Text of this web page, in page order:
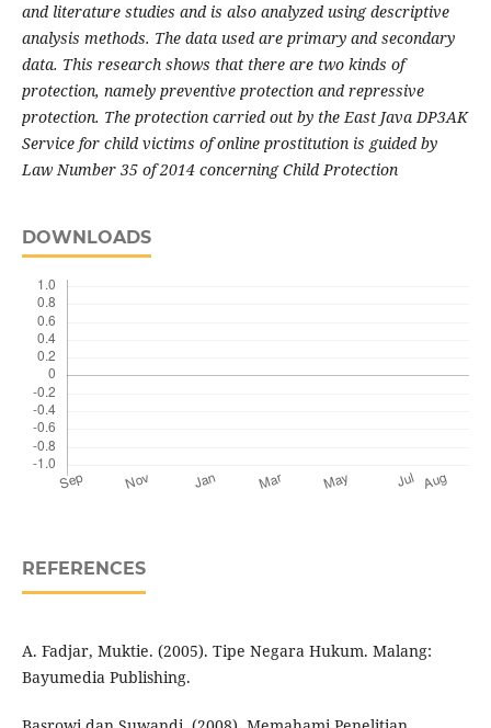
and literature studies and is also analyzed using descriptive
analysis methods. The data used are primary and secondary
data. This research shows that there are two kinds of
protection, namely preventive protection and repressive
protection. The protection carried out by the East Java DP3AK
Service for child victims of online prostitution is guided by
Law Number 35 of 2014 concerning Child Protection
DOWNLOADS
REFERENCES
A. Fadjar, Muktie. (2005). Tipe Negara Hukum. Malang:
Bayumedia Publishing.